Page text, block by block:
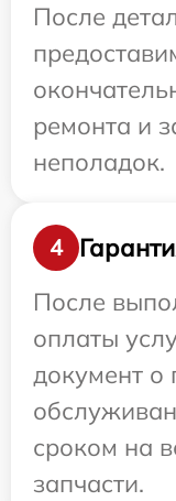
После
ремонта и
неполадок.
4
После
оплаты
документ о
сроком на
запчасти.